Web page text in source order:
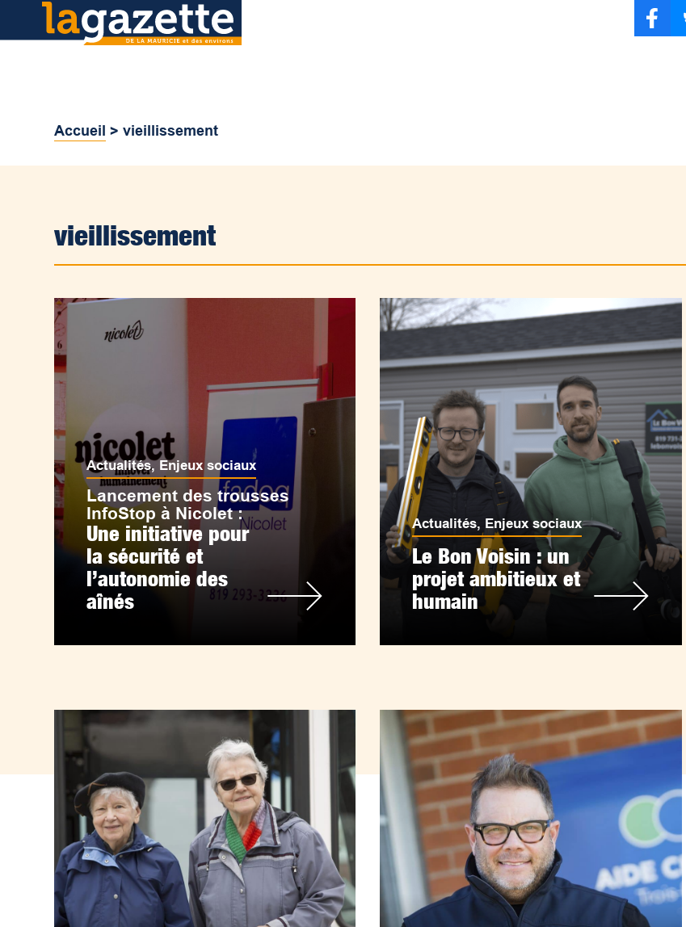
Accueil >vieillissement
vieillissement
Actualités,Enjeux sociaux
Lancement des trousses
InfoStop à Nicolet :
Une initiative pour
la sécurité et
l’autonomie des
aînés
Actualités, Enjeux sociaux
Le Bon Voisin : un
projet ambitieux et
humain